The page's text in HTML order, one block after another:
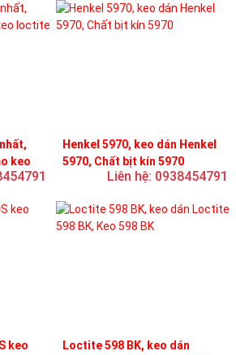
keo
Henkel 5970, keo dán Henkel
5970, Chất bịt kín 5970
Liên hệ: 0938454791
keo
Loctite 598 BK, keo dán